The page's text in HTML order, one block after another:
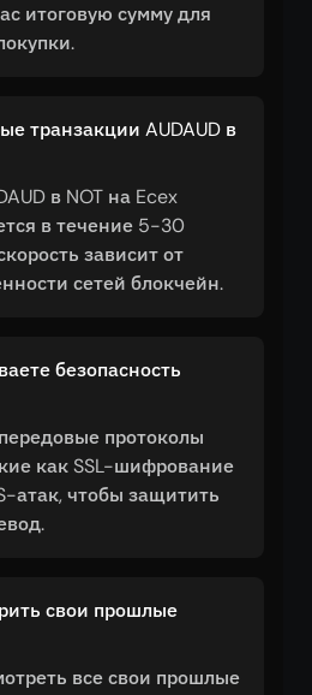
итоговую сумму для
транзакции AUDAUD в
в NOT на Ecex
в течение 5-30
зависит от
сетей блокчейн.
безопасность
протоколы
как SSL-шифрование
атак, чтобы защитить
свои прошлые
все свои прошлые